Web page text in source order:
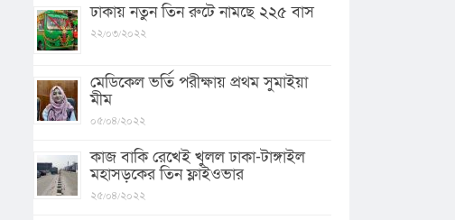
ঢাকায় নতুন তিন রুটে নামছে ২২৫ বাস
২২/০৩/২০২২
মেডিকেল ভর্তি পরীক্ষায় প্রথম সুমাইয়া
মীম
০৫/০৪/২০২২
কাজ বাকি রেখেই খুলল ঢাকা-টাঙ্গাইল
মহাসড়কের তিন ফ্লাইওভার
২৫/০৪/২০২২